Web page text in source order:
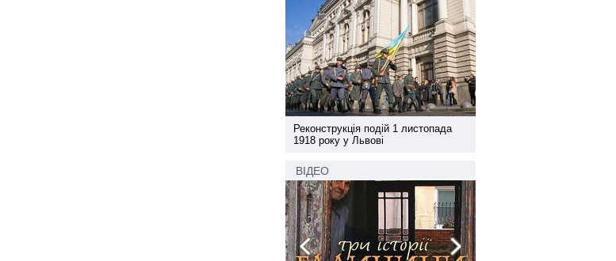
Реконструкція подій 1 листопада
1918 року у Львові
ВІДЕО